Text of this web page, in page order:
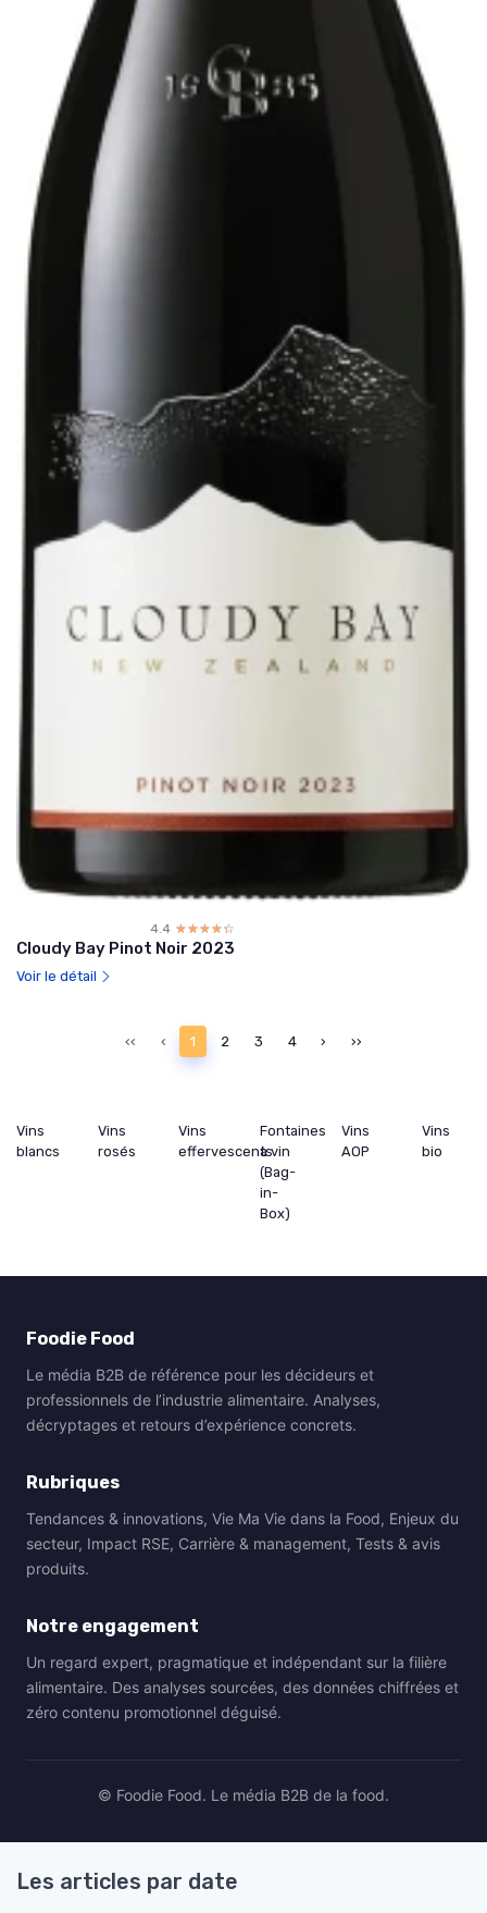
4.4 ☆☆☆☆☆
★★★★★
Cloudy Bay Pinot Noir 2023
Voir le détail
‹‹ ‹ 1 2 3 4 › ››
Vins
blancs
Vins
rosés
Vins
effervescents
Fontaines
à vin
(Bag-
in-
Box)
Vins
AOP
Vins
bio
Foodie Food
Le média B2B de référence pour les décideurs et
professionnels de l’industrie alimentaire. Analyses,
décryptages et retours d’expérience concrets.
Rubriques
Tendances & innovations, Vie Ma Vie dans la Food, Enjeux du
secteur, Impact RSE, Carrière & management, Tests & avis
produits.
Notre engagement
Un regard expert, pragmatique et indépendant sur la filière
alimentaire. Des analyses sourcées, des données chiffrées et
zéro contenu promotionnel déguisé.
© Foodie Food. Le média B2B de la food.
Les articles par date